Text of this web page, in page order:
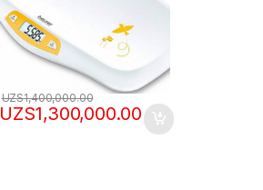
UZS1,300,000.00
UZS1,400,000.00